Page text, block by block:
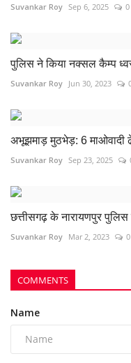
Suvankar Roy Sep 6, 2025 0
पुलिस ने किया नक्सल कैम्प
Suvankar Roy Jun 30, 2023
अभूझमाड़ मुठभेड़: 6 माओवादी
Suvankar Roy Sep 23, 2025
छत्तीसगढ़ के नारायणपुर
Suvankar Roy Mar 2, 2023 0
COMMENTS
Name